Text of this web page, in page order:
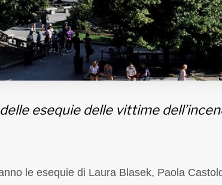
esequie delle vittime
le esequie di Laura Blasek, Paola